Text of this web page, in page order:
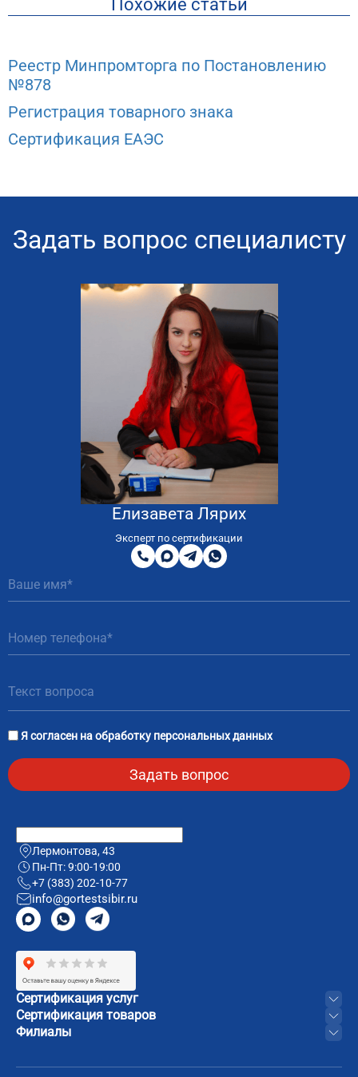
Похожие статьи
Реестр Минпромторга по Постановлению
№878
Регистрация товарного знака
Сертификация ЕАЭС
Задать вопрос специалисту
Елизавета Лярих
Эксперт по сертификации
8
800
200
51
MAXTelegram
WhatsApp
Я согласен наобработку персональных данных
Сертификация услуг
Сертификация товаров
Филиалы
Лермонтова, 43
Пн-Пт: 9:00-19:00
+7 (383) 202-10-77
info@gortestsibir.ru